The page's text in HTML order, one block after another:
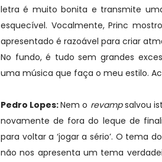
letra é muito bonita e transmite
esquecível. Vocalmente, Princ
apresentado é razoável para criar
No fundo, é tudo sem grandes
uma música que faça o meu estilo.
Pedro Lopes:Nem o revampsalvou
novamente de fora do leque de
para voltar a ‘jogar a sério’. O tema
não nos apresenta um tema